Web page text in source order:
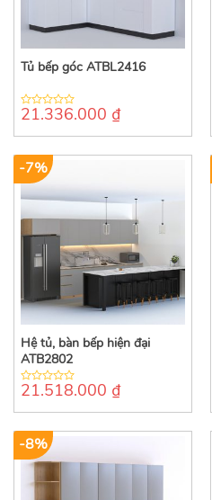
Tủ bếp góc ATBL2416
0
of
21.336.000 ₫
-7%
Hệ tủ, bàn bếp hiện đại
ATB2802
0
of
21.518.000 ₫
-8%